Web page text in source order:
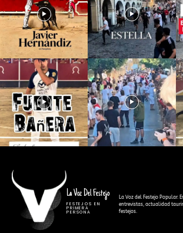
La Voz Del Festejo
FESTEJOS EN
PRIMERA
PERSONA
La Voz del Festejo Popular.
entrevistas, actualidad
festejos.